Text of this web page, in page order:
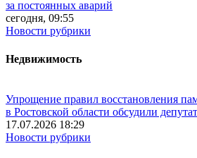
за постоянных аварий
сегодня, 09:55
Новости рубрики
Недвижимость
Упрощение правил восстановления
в Ростовской области обсудили
17.07.2026 18:29
Новости рубрики